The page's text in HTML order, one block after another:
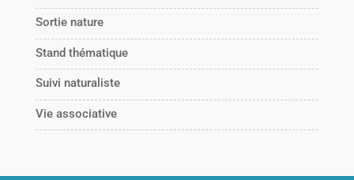
Sortie nature
Stand thématique
Suivi naturaliste
Vie associative